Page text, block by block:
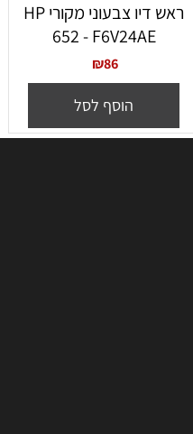
ראש דיו צבעוני מקורי HP
652 - F6V24AE
הוסף לסל